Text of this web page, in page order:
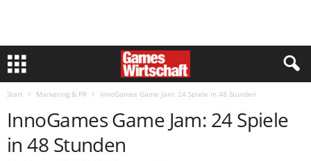
Start Marketing & PR InnoGames Game Jam: 24 Spiele in 48 Stunden
InnoGames Game Jam: 24 Spiele
in 48 Stunden